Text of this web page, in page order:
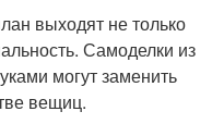
выходят не только
Самоделки из
могут заменить
вещиц.